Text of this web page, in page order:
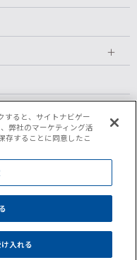
＋
ー
LTD.
すると、サイトナビゲー
弊社のマーケティング活
存することに同意したこ
入れる